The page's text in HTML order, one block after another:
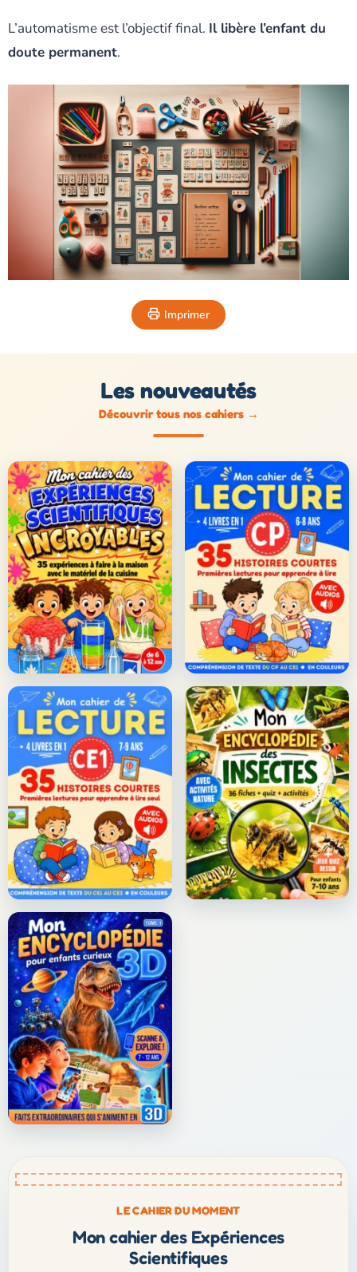
L’automatisme est l’objectif final. Il libère l’enfant du
doute permanent.
Imprimer
Les nouveautés
Découvrir tous nos cahiers →
LE CAHIER DU MOMENT
Mon cahier des Expériences
Scientifiques